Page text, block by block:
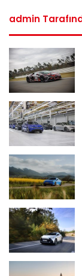
admin